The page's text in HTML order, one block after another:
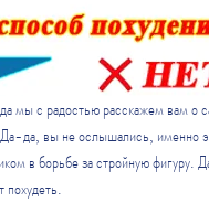
мы с радостью расскажем вам о
да, вы не ослышались, именно
в борьбе за стройную фигуру.